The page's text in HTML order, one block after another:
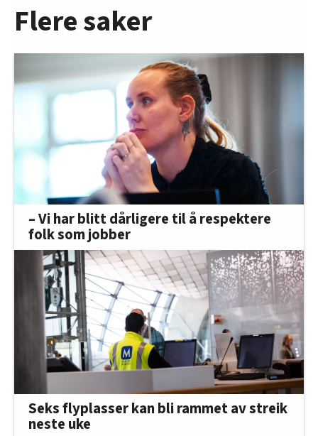
Flere saker
– Vi har blitt dårligere til å respektere
folk som jobber
Seks flyplasser kan bli rammet av streik
neste uke